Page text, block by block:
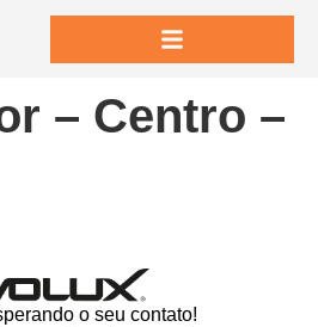
– Centro –
o seu contato!